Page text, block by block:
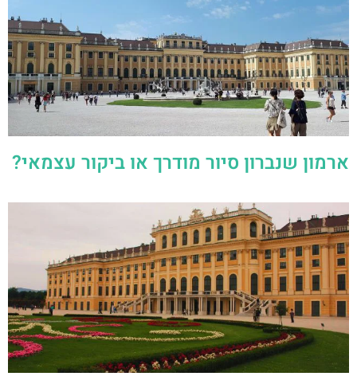
ארמון שנברון סיור מודרך או ביקור עצמאי?